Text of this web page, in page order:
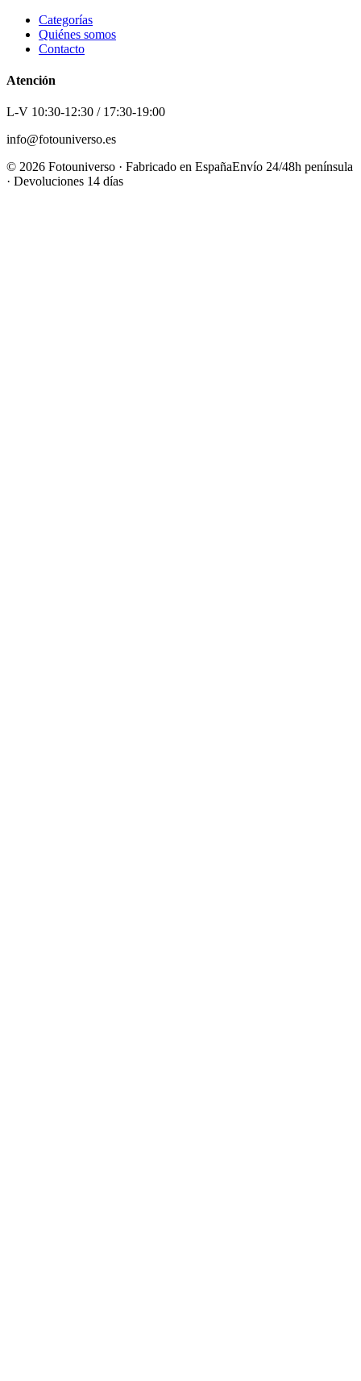
Categorías
Quiénes somos
Contacto
Atención
L-V 10:30-12:30 / 17:30-19:00
info@fotouniverso.es
© 2026 Fotouniverso · Fabricado en EspañaEnvío 24/48h península
· Devoluciones 14 días